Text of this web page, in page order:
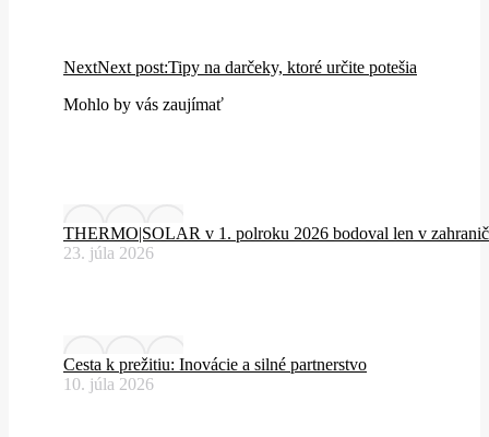
NextNext post:Tipy na darčeky, ktoré určite potešia
Mohlo by vás zaujímať
THERMO|SOLAR v 1. polroku 2026 bodoval len v
23. júla 2026
Cesta k prežitiu: Inovácie a silné partnerstvo
10. júla 2026